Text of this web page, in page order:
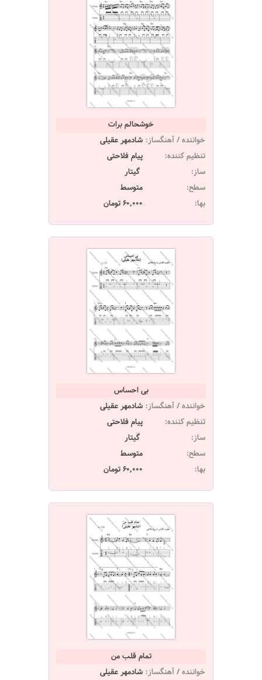
خوشحالم برات
خواننده / آهنگساز: شادمهر عقیلی
تنظیم کننده:
پیام فلاحتی
ساز:
گیتار
سطح:
متوسط
بها:
60,000 تومان
بی احساس
خواننده / آهنگساز: شادمهر عقیلی
تنظیم کننده:
پیام فلاحتی
ساز:
گیتار
سطح:
متوسط
بها:
60,000 تومان
تمام قلب من
خواننده / آهنگساز: شادمهر عقیلی